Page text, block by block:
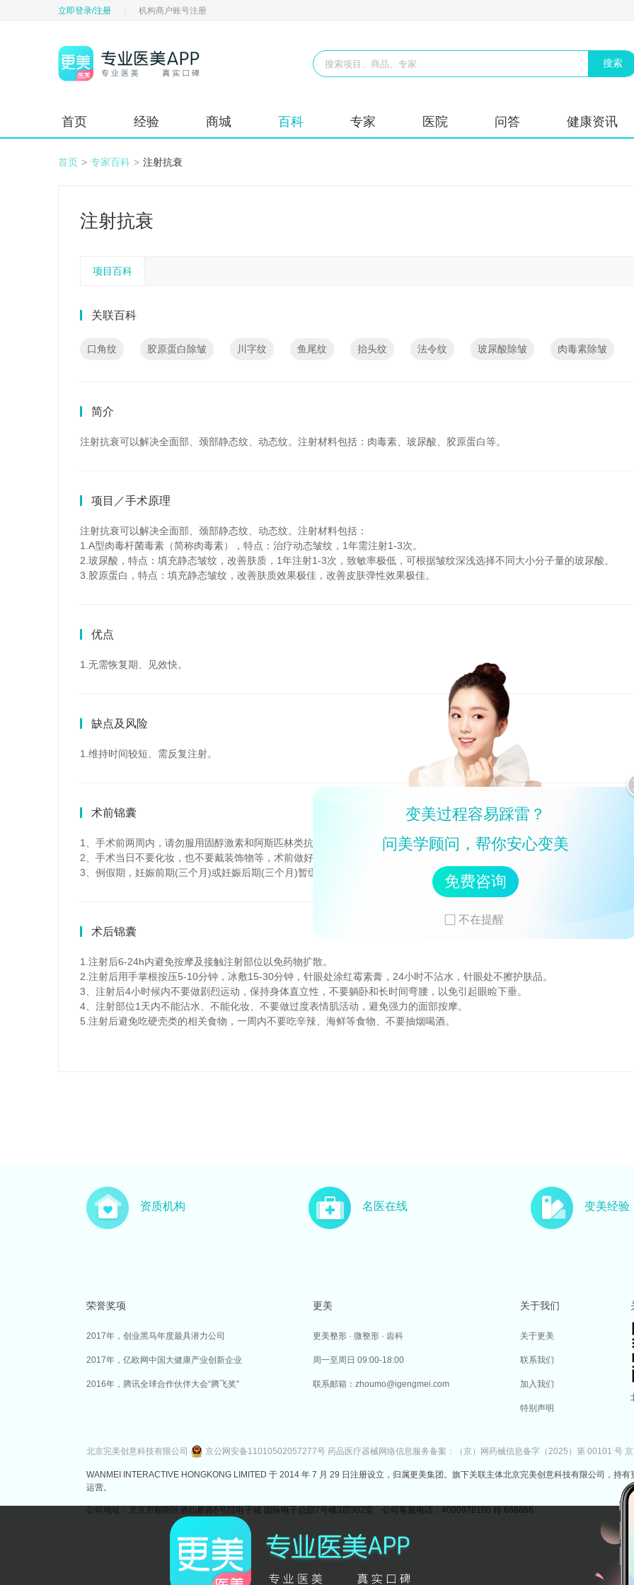
立即登录/注册 机构商户账号注册
首页 经验 商城 百科 专家 医院 问答 健康资讯
变美过程容易踩雷？
问美学顾问，帮你安心变美
免费咨询
不在提醒
首页 > 专家百科 > 注射抗衰
注射抗衰
项目百科
关联百科
口角纹 胶原蛋白除皱 川字纹 鱼尾纹 抬头纹 法令纹 玻尿酸除皱 肉毒素除皱
简介
注射抗衰可以解决全面部、颈部静态纹、动态纹。注射材料包括：肉毒素、玻尿酸、胶原蛋白等。
项目／手术原理
注射抗衰可以解决全面部、颈部静态纹、动态纹。注射材料包括：
1.A型肉毒杆菌毒素（简称肉毒素），特点：治疗动态皱纹，1年需注射1-3次。
2.玻尿酸，特点：填充静态皱纹，改善肤质，1年注射1-3次，致敏率极低，可根据皱纹深浅选择不同大小分子量的玻尿酸。
3.胶原蛋白，特点：填充静态皱纹，改善肤质效果极佳，改善皮肤弹性效果极佳。
优点
1.无需恢复期、见效快。
缺点及风险
1.维持时间较短、需反复注射。
术前锦囊
1、手术前两周内，请勿服用固醇激素和阿斯匹林类抗凝药物。
2、手术当日不要化妆，也不要戴装饰物等，术前做好洁面。
3、例假期，妊娠前期(三个月)或妊娠后期(三个月)暂缓手术。
术后锦囊
1.注射后6-24h内避免按摩及接触注射部位以免药物扩散。
2.注射后用手掌根按压5-10分钟，冰敷15-30分钟，针眼处涂红霉素膏，24小时不沾水，针眼处不擦护肤品。
3、注射后4小时候内不要做剧烈运动，保持身体直立性，不要躺卧和长时间弯腰，以免引起眼睑下垂。
4、注射部位1天内不能沾水、不能化妆、不要做过度表情肌活动，避免强力的面部按摩。
5.注射后避免吃硬壳类的相关食物，一周内不要吃辛辣、海鲜等食物、不要抽烟喝酒。
资质机构 名医在线 变美经验
荣誉奖项
2017年，创业黑马年度最具潜力公司
2017年，亿欧网中国大健康产业创新企业
2016年，腾讯全球合作伙伴大会“腾飞奖”
更美
更美整形 · 微整形 · 齿科
周一至周日 09:00-18:00
联系邮箱：zhoumo@igengmei.com
关于我们
关于更美
联系我们
加入我们
特别声明
北京完美创意科技有限公司 京公网安备11010502057277号 药品医疗器械网络信息服务备案：（京）网药械信息备字（2025）第 00101 号
WANMEI INTERACTIVE HONGKONG LIMITED 于 2014 年 7 月 29 日注册设立，归属更美集团。旗下关联主体北京完美创意科技有限公司，持
运营。
公司地址：北京市朝阳区酒仙桥路6号院电子城·国际电子总部7号楼3层302室 公司客服电话：4000978100 转 666666